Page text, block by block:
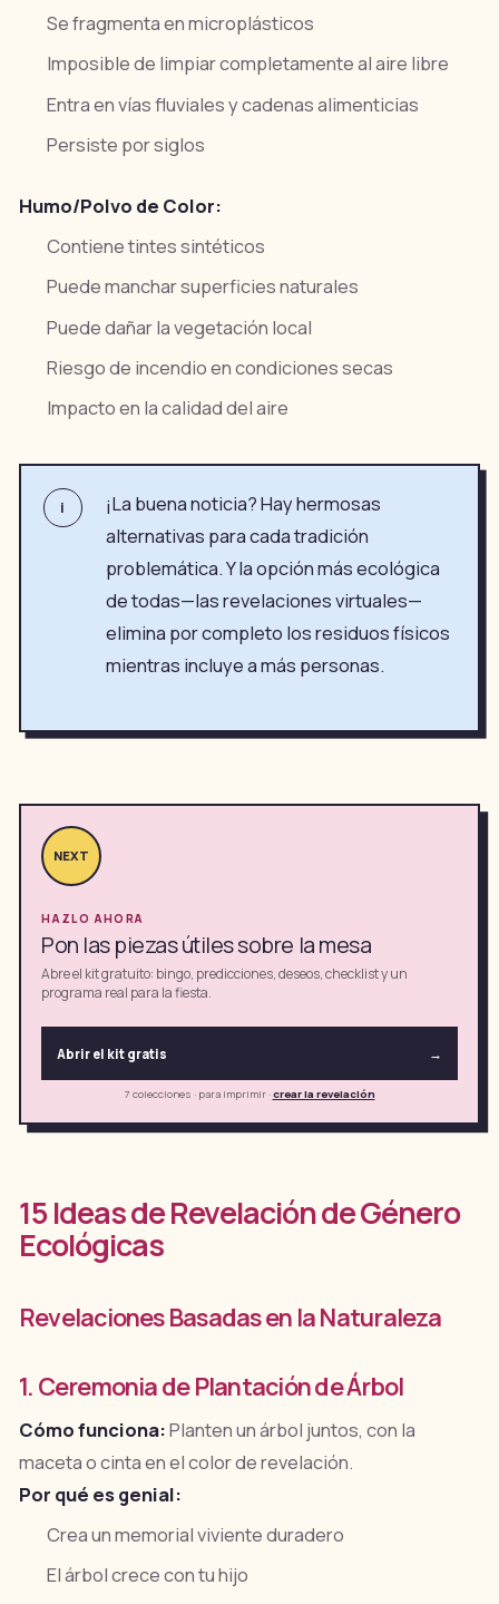
Se fragmenta en microplásticos
Imposible de limpiar completamente al aire libre
Entra en vías fluviales y cadenas alimenticias
Persiste por siglos
Humo/Polvo de Color:
Contiene tintes sintéticos
Puede manchar superficies naturales
Puede dañar la vegetación local
Riesgo de incendio en condiciones secas
Impacto en la calidad del aire
i
¡La buena noticia? Hay hermosas
alternativas para cada tradición
problemática. Y la opción más ecológica
de todas—las revelaciones virtuales—
elimina por completo los residuos físicos
mientras incluye a más personas.
NEXT
HAZLO AHORA
Pon las piezas útiles sobre la mesa
Abre el kit gratuito: bingo, predicciones, deseos, checklist y un
programa real para la fiesta.
Abrir el kit gratis →
7 colecciones · para imprimir·crear la revelación
15 Ideas de Revelación de Género
Ecológicas
Revelaciones Basadas en la Naturaleza
1. Ceremonia de Plantación de Árbol
Cómo funciona:Planten un árbol juntos, con la
maceta o cinta en el color de revelación.
Por qué es genial:
Crea un memorial viviente duradero
El árbol crece con tu hijo